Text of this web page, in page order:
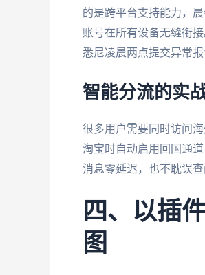
的是跨平台支持能力，
账号在所有设备无缝衔
悉尼凌晨两点提交异常
智能分流的实
很多用户需要同时访问
淘宝时自动启用回国通
消息零延迟，也不耽误查
四、以插
图